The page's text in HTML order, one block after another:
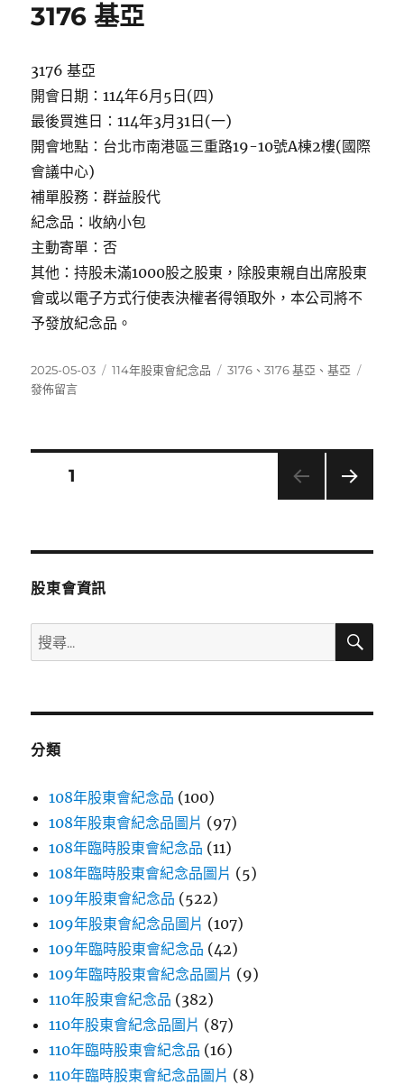
3176 基亞
3176 基亞
開會日期：114年6月5日(四)
最後買進日：114年3月31日(一)
開會地點：台北市南港區三重路19-10號A棟2樓(國際
會議中心)
補單股務：群益股代
紀念品：收納小包
主動寄單：否
其他：持股未滿1000股之股東，除股東親自出席股東
會或以電子方式行使表決權者得領取外，本公司將不
予發放紀念品。
發
佈
2025-05-03
分
114年股東會紀念品
標
3176 、3176 基亞 、基亞
發佈留言
分
頁次1
股東會資訊
搜
尋
鍵
搜
分類
108年股東會紀念品 (100)
108年股東會紀念品圖片 (97)
108年臨時股東會紀念品 (11)
108年臨時股東會紀念品圖片 (5)
109年股東會紀念品 (522)
109年股東會紀念品圖片 (107)
109年臨時股東會紀念品 (42)
109年臨時股東會紀念品圖片 (9)
110年股東會紀念品 (382)
110年股東會紀念品圖片 (87)
110年臨時股東會紀念品 (16)
110年臨時股東會紀念品圖片 (8)